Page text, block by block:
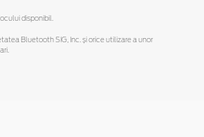
disponibil.
Bluetooth SIG, Inc. și orice utilizare a unor